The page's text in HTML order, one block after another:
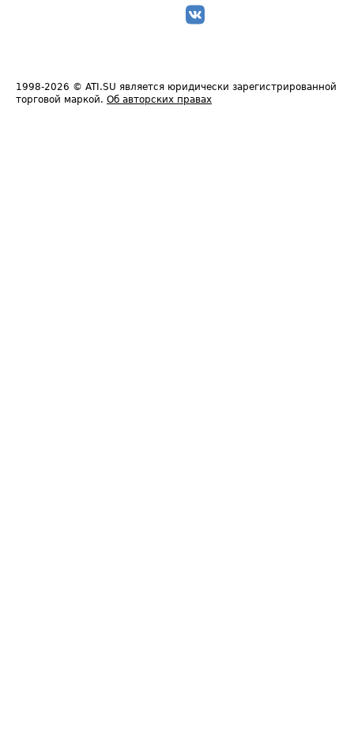
1998-2026 © ATI.SU является юридически зарегистрированной
торговой маркой. Об авторских правах